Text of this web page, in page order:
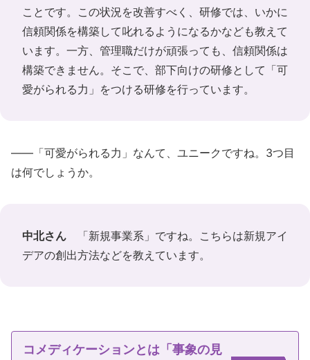
ことです。この状況を改善すべく、研修では、いかに
信頼関係を構築して叱れるようになるかなども教えて
います。一方、管理職だけが頑張っても、信頼関係は
構築できません。そこで、部下向けの研修として「可
愛がられる力」をつける研修を行っています。
――「可愛がられる力」なんて、ユニークですね。3つ目
は何でしょうか。
中北さん 「新規事業系」ですね。こちらは新規アイ
デアの創出方法などを教えています。
コメディケーションとは「事象の見